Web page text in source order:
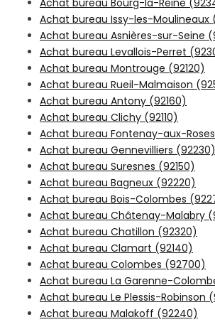
Achat bureau Bourg-la-Reine
Achat bureau Issy-les-Moulineaux
Achat bureau Asnières-sur-Seine
Achat bureau Levallois-Perret
Achat bureau Montrouge (92120)
Achat bureau Rueil-Malmaison
Achat bureau Antony (92160)
Achat bureau Clichy (92110)
Achat bureau Fontenay-aux-
Achat bureau Gennevilliers (92230)
Achat bureau Suresnes (92150)
Achat bureau Bagneux (92220)
Achat bureau Bois-Colombes
Achat bureau Châtenay-Malabry
Achat bureau Chatillon (92320)
Achat bureau Clamart (92140)
Achat bureau Colombes (92700)
Achat bureau La Garenne-
Achat bureau Le Plessis-Robinson
Achat bureau Malakoff (92240)